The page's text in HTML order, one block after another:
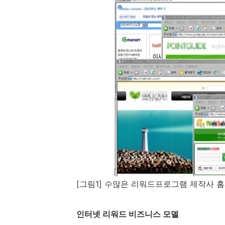
[그림1] 수많은 리워드프로그램 제작사
인터넷 리워드 비즈니스 모델